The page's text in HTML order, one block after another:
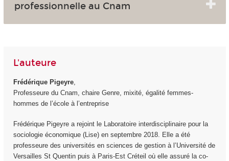
professionnelle au Cnam
L'auteure
Frédérique Pigeyre,
Professeure du Cnam, chaire Genre, mixité, égalité femmes-
hommes de l’école à l’entreprise
Frédérique Pigeyre a rejoint le Laboratoire interdisciplinaire pour la
sociologie économique (Lise) en septembre 2018. Elle a été
professeure des universités en sciences de gestion à l’Université de
Versailles St Quentin puis à Paris-Est Créteil où elle assuré la co-